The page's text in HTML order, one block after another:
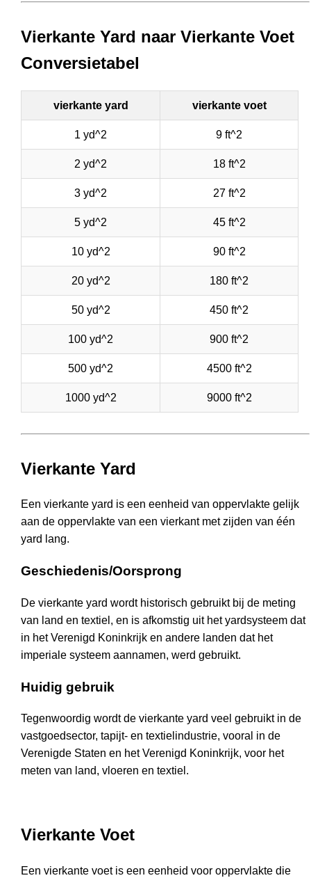
Vierkante Yard naar Vierkante Voet
Conversietabel
vierkante yard vierkante voet
1 yd^2 9 ft^2
2 yd^2 18 ft^2
3 yd^2 27 ft^2
5 yd^2 45 ft^2
10 yd^2 90 ft^2
20 yd^2 180 ft^2
50 yd^2 450 ft^2
100 yd^2 900 ft^2
500 yd^2 4500 ft^2
1000 yd^2 9000 ft^2
Vierkante Yard
Een vierkante yard is een eenheid van oppervlakte gelijk
aan de oppervlakte van een vierkant met zijden van één
yard lang.
Geschiedenis/Oorsprong
De vierkante yard wordt historisch gebruikt bij de meting
van land en textiel, en is afkomstig uit het yardsysteem dat
in het Verenigd Koninkrijk en andere landen dat het
imperiale systeem aannamen, werd gebruikt.
Huidig gebruik
Tegenwoordig wordt de vierkante yard veel gebruikt in de
vastgoedsector, tapijt- en textielindustrie, vooral in de
Verenigde Staten en het Verenigd Koninkrijk, voor het
meten van land, vloeren en textiel.
Vierkante Voet
Een vierkante voet is een eenheid voor oppervlakte die